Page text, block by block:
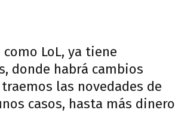
LoL, ya tiene
donde habrá cambios
las novedades de
casos, hasta más dinero